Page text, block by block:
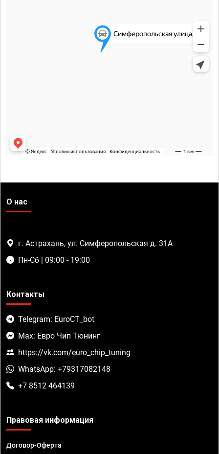
О нас
г. Астрахань, ул. Симферопольская д. 31А
Пн-Сб | 09:00 - 19:00
Контакты
Telegram: EuroCT_bot
Max: Евро Чип Тюнинг
https://vk.com/euro_chip_tuning
WhatsApp: +79317082148
+7 8512 464139
Правовая информация
Договор-Оферта